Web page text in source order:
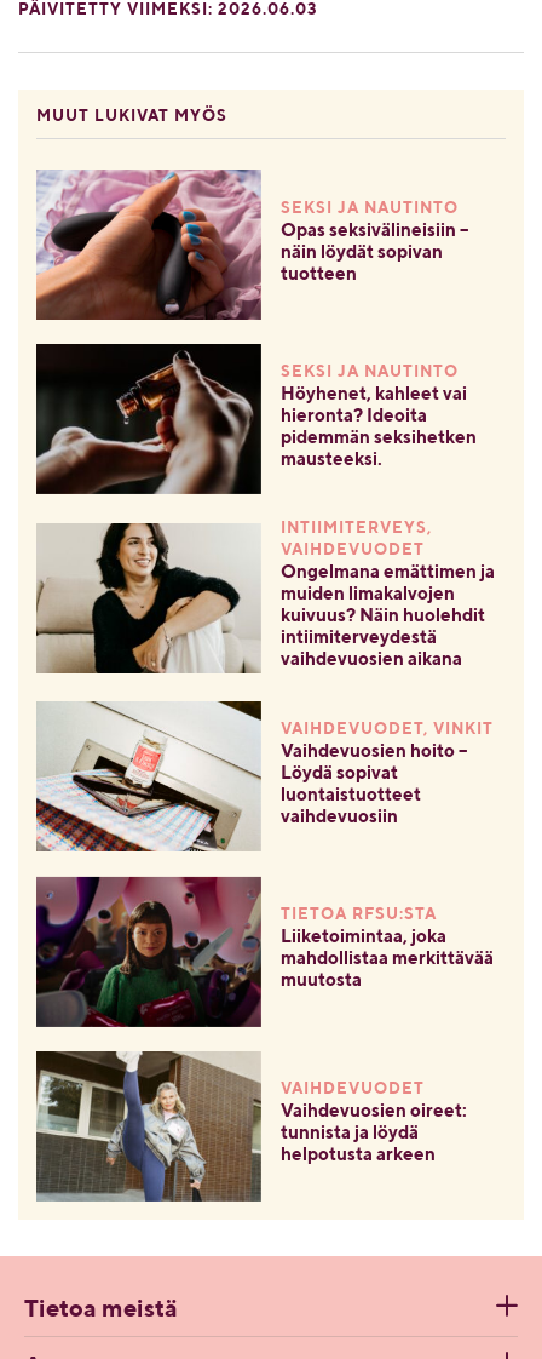
PÄIVITETTY VIIMEKSI: 2026.06.03
MUUT LUKIVAT MYÖS
SEKSI JA NAUTINTO
Opas seksivälineisiin –
näin löydät sopivan
tuotteen
SEKSI JA NAUTINTO
Höyhenet, kahleet vai
hieronta? Ideoita
pidemmän seksihetken
mausteeksi.
INTIIMITERVEYS,
VAIHDEVUODET
Ongelmana emättimen ja
muiden limakalvojen
kuivuus? Näin huolehdit
intiimiterveydestä
vaihdevuosien aikana
VAIHDEVUODET, VINKIT
Vaihdevuosien hoito –
Löydä sopivat
luontaistuotteet
vaihdevuosiin
TIETOA RFSU:STA
Liiketoimintaa, joka
mahdollistaa merkittävää
muutosta
VAIHDEVUODET
Vaihdevuosien oireet:
tunnista ja löydä
helpotusta arkeen
Tietoa meistä